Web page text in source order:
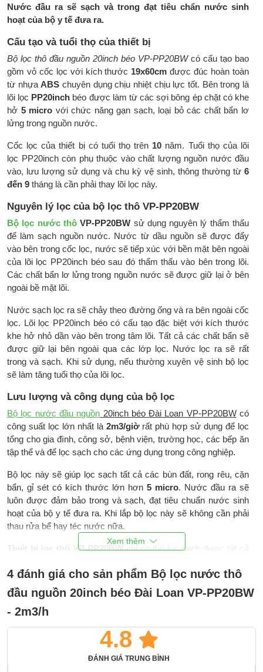
Nước đầu ra sẽ sạch và trong đạt tiêu chẩn nước sinh
hoạt của bộ y tế đưa ra.
Cấu tạo và tuổi thọ của thiết bị
Bộ lọc thô đầu nguồn 20inch béo VP-PP20BWcó cấu tạo bao
gồm vỏ cốc lọc với kích thước 19x60cm được đúc hoàn toàn
từ nhựaABS chuyên dụng chịu nhiệt chịu lực tốt. Bên trong là
lõi lọc PP20inch béo được làm từ các sợi bông ép chặt có khe
hở 5 micro với chức năng gạn sạch, loại bỏ các chất bẩn lơ
lửng trong nguồn nước.
Cốc lọc của thiết bị có tuổi thọ trên 10 năm. Tuổi thọ của lõi
lọc PP20inch còn phụ thuộc vào chất lượng nguồn nước đầu
vào, lưu lượng sử dụng và chu kỳ vệ sinh, thông thường từ 6
đến 9 tháng là cần phải thay lõi lọc này.
Nguyên lý lọc của bộ lọc thô VP-PP20BW
Bộ lọc nước thôVP-PP20BW sử dụng nguyên lý thẩm thấu
để làm sạch nguồn nước. Nước từ dầu nguồn sẽ được đẩy
vào bên trong cốc lọc, nước sẽ tiếp xúc với bền mặt bên ngoài
của lõi lọc PP20inch béo sau đó thẩm thấu vào bên trong lõi.
Các chất bẩn lơ lửng trong nguồn nước sẽ được giữ lại ở bên
ngoài bề mặt lõi.
Nước sạch lọc ra sẽ chảy theo đường ống và ra bên ngoài cốc
lọc. Lõi lọc PP20inch béo có cấu tạo đặc biệt với kích thước
khe hở nhỏ dần vào bên trong tâm lõi. Tất cả các chất bẩn sẽ
được giữ lại bên ngoài qua các lớp lọc. Nước lọc ra sẽ rất
trong và sạch. Khi sử dụng, nếu thường xuyên vệ sinh bộ lọc
sẽ làm tăng tuổi thọ của lõi lọc.
Lưu lượng và công dụng của bộ lọc
Bộ lọc nước đầu nguồn 20inch béo Đài Loan VP-PP20BWcó
công suất lọc lớn nhất là 2m3/giờrất phù hợp sử dụng để lọc
tổng cho gia đình, công sở, bệnh viện, trường học, các bếp ăn
tập thể và để lọc sạch cho các ứng dụng trong công nghiệp.
Bộ lọc này sẽ giúp lọc sạch tất cả các bùn đất, rong rêu, cặn
bẩn, gỉ sét có kích thước lớn hơn 5 micro. Nước đầu ra sẽ
luôn được đảm bảo trong và sạch, đạt tiêu chuẩn nước sinh
hoạt của bộ y tế đưa ra. Khi lắp bộ lọc này sẽ không cần phải
thau rửa bể hay téc nước nữa.
Thiết bị lọc thô VP-PP20BWchỉ có thể lọc sạch được tất cả
lọc được các chất hòa tan trong nước như canxi hòa tan, sắt,
kim loại nặng như chì, asen, không khử được mùi Clo, không
hấp thụ được các hợp chất hữu cơ hòa tan trong nước.
Bộ lọc nước thô đầu nguồn VP-PP20BW
các nguồn nước đầu vào như nước máy, nước mưa và nước
giếng khoan. Nước đầu ra đạt chuẩn nước sạch sinh hoạt.
4 đánh giá cho sản phẩm Bộ lọc nước thô
đầu nguồn 20inch béo Đài Loan VP-PP20BW
- 2m3/h
4.8
ĐÁNH GIÁ TRUNG BÌNH
Xuất xứ: Đài Loan
Trọng lượng: -